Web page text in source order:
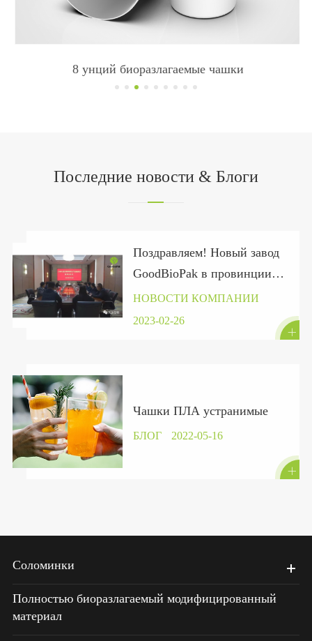
8 унций биоразлагаемые чашки
Последние новости & Блоги
Поздравляем! Новый завод
GoodBioPak в провинции
Хубэй официально
подписал контракт.
НОВОСТИ КОМПАНИИ
2023-02-26

Чашки ПЛА устранимые
БЛОГ 2022-05-16

Соломинки
Полностью биоразлагаемый модифицированный
материал